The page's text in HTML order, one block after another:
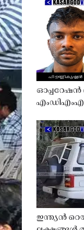
ഓപ്പറേഷൻ
ഇന്ത്യൻ